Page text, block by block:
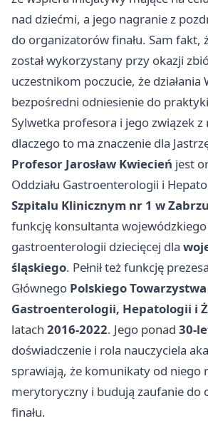
nad dziećmi, a jego nagranie z
do organizatorów finału. Sam fakt,
został wykorzystany przy okazji
uczestnikom poczucie, że działania
bezpośredni odniesienie do
Sylwetka profesora i jego związek
dlaczego to ma znaczenie dla
Profesor Jarosław Kwiecień jest
Oddziału Gastroenterologii i
Szpitalu Klinicznym nr 1 w Zabrzu
funkcję konsultanta
gastroenterologii dziecięcej dla
śląskiego. Pełnił też funkcję
Głównego Polskiego Towarzystwa
Gastroenterologii, Hepatologii i
latach 2016-2022. Jego ponad 30-
doświadczenie i rola nauczyciela
sprawiają, że komunikaty od niego
merytoryczny i budują zaufanie do
finału.